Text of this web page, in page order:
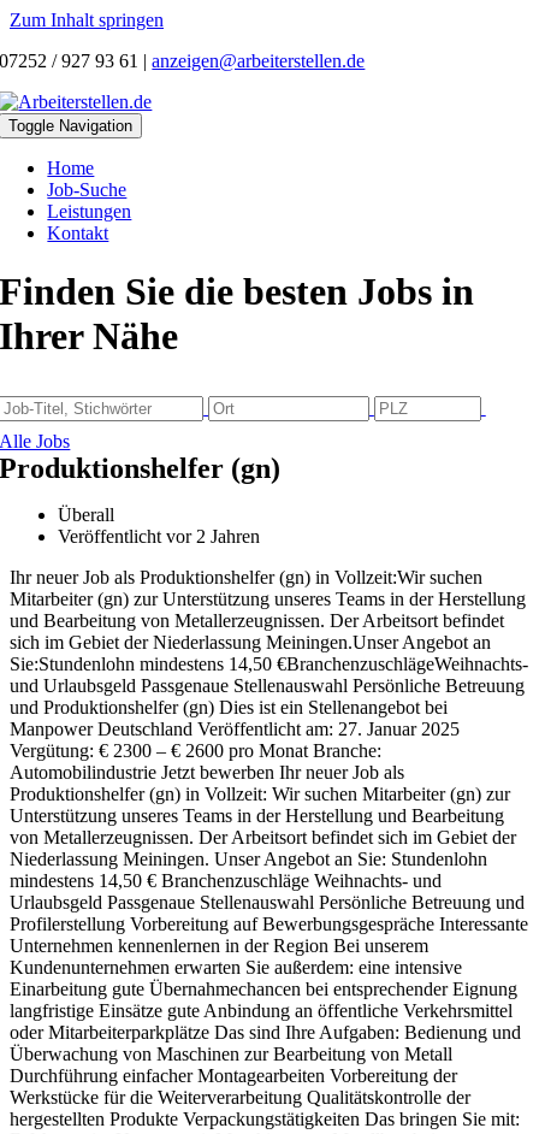
Zum Inhalt springen
07252 / 927 93 61 |anzeigen@arbeiterstellen.de
Toggle Navigation
Home
Job-Suche
Leistungen
Kontakt
Finden Sie die besten Jobs in
Ihrer Nähe
Alle Jobs
Produktionshelfer (gn)
Überall
Veröffentlicht vor 2 Jahren
Ihr neuer Job als Produktionshelfer (gn) in Vollzeit:Wir suchen
Mitarbeiter (gn) zur Unterstützung unseres Teams in der Herstellung
und Bearbeitung von Metallerzeugnissen. Der Arbeitsort befindet
sich im Gebiet der Niederlassung Meiningen.Unser Angebot an
Sie:Stundenlohn mindestens 14,50 €BranchenzuschlägeWeihnachts-
und Urlaubsgeld Passgenaue Stellenauswahl Persönliche Betreuung
und Produktionshelfer (gn) Dies ist ein Stellenangebot bei
Manpower Deutschland Veröffentlicht am: 27. Januar 2025
Vergütung: € 2300 – € 2600 pro Monat Branche:
Automobilindustrie Jetzt bewerben Ihr neuer Job als
Produktionshelfer (gn) in Vollzeit: Wir suchen Mitarbeiter (gn) zur
Unterstützung unseres Teams in der Herstellung und Bearbeitung
von Metallerzeugnissen. Der Arbeitsort befindet sich im Gebiet der
Niederlassung Meiningen. Unser Angebot an Sie: Stundenlohn
mindestens 14,50 € Branchenzuschläge Weihnachts- und
Urlaubsgeld Passgenaue Stellenauswahl Persönliche Betreuung und
Profilerstellung Vorbereitung auf Bewerbungsgespräche Interessante
Unternehmen kennenlernen in der Region Bei unserem
Kundenunternehmen erwarten Sie außerdem: eine intensive
Einarbeitung gute Übernahmechancen bei entsprechender Eignung
langfristige Einsätze gute Anbindung an öffentliche Verkehrsmittel
oder Mitarbeiterparkplätze Das sind Ihre Aufgaben: Bedienung und
Überwachung von Maschinen zur Bearbeitung von Metall
Durchführung einfacher Montagearbeiten Vorbereitung der
Werkstücke für die Weiterverarbeitung Qualitätskontrolle der
hergestellten Produkte Verpackungstätigkeiten Das bringen Sie mit: